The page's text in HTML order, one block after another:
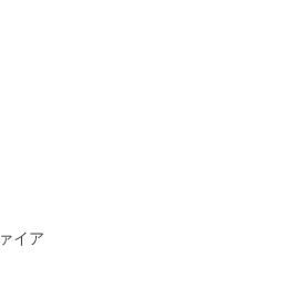
イア